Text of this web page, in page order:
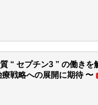
“ セプチン3 ” の働きを
戦略への展開に期待 〜